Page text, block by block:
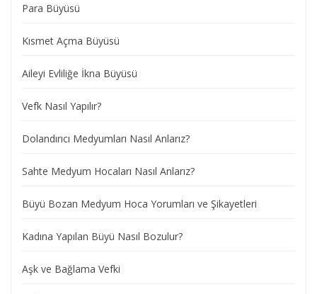
Para Büyüsü
Kısmet Açma Büyüsü
Aileyi Evliliğe İkna Büyüsü
Vefk Nasıl Yapılır?
Dolandırıcı Medyumları Nasıl Anlarız?
Sahte Medyum Hocaları Nasıl Anlarız?
Büyü Bozan Medyum Hoca Yorumları ve Şikayetleri
Kadına Yapılan Büyü Nasıl Bozulur?
Aşk ve Bağlama Vefki